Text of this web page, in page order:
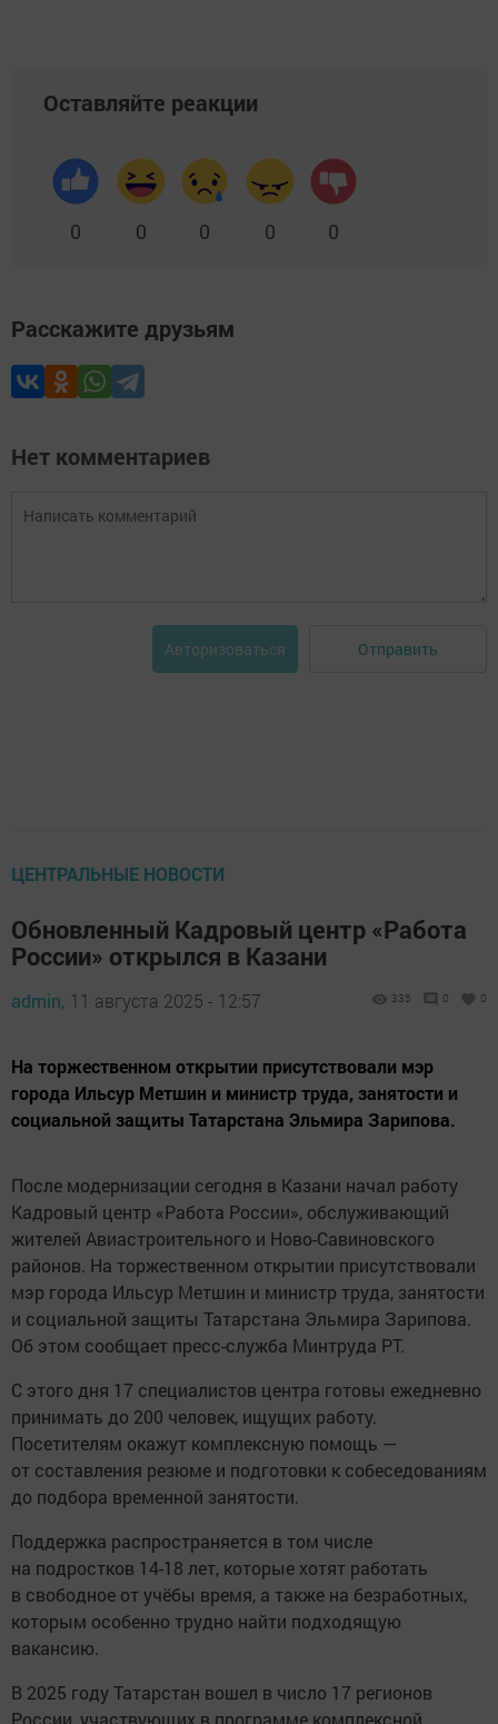
Оставляйте реакции
0 0 0 0 0
Расскажите друзьям
Нет комментариев
Авторизоваться Отправить
ЦЕНТРАЛЬНЫЕ НОВОСТИ
Обновленный Кадровый центр «Работа
России» открылся в Казани
admin, 11 августа 2025 - 12:57 335 0 0
На торжественном открытии присутствовали мэр
города Ильсур Метшин и министр труда, занятости и
социальной защиты Татарстана Эльмира Зарипова.
После модернизации сегодня в Казани начал работу
Кадровый центр «Работа России», обслуживающий
жителей Авиастроительного и Ново-Савиновского
районов. На торжественном открытии присутствовали
мэр города Ильсур Метшин и министр труда, занятости
и социальной защиты Татарстана Эльмира Зарипова.
Об этом сообщает пресс-служба Минтруда РТ.
С этого дня 17 специалистов центра готовы ежедневно
принимать до 200 человек, ищущих работу.
Посетителям окажут комплексную помощь —
от составления резюме и подготовки к собеседованиям
до подбора временной занятости.
Поддержка распространяется в том числе
на подростков 14-18 лет, которые хотят работать
в свободное от учёбы время, а также на безработных,
которым особенно трудно найти подходящую
вакансию.
В 2025 году Татарстан вошел в число 17 регионов
России, участвующих в программе комплексной